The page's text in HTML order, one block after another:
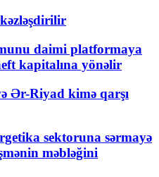
daimi platformaya
kapitalına yönəlir
Ər-Riyad kimə qarşı
sektoruna sərmayə
məbləğini